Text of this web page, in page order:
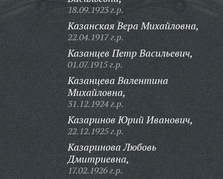
18.09.1923 г.р.
Казанская Вера Михайловна,
22.04.1917 г.р.
Казанцев Петр Васильевич,
01.07.1915 г.р.
Казанцева Валентина
Михайловна,
31.12.1924 г.р.
Казаринов Юрий Иванович,
22.12.1925 г.р.
Казаринова Любовь
Дмитриевна,
17.02.1926 г.р.